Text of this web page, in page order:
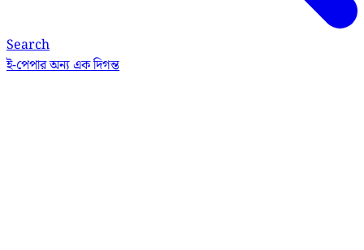
Search
ই-পেপারঅন্য এক দিগন্ত